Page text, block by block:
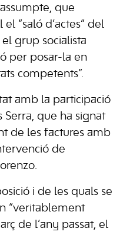
que
“saló d’actes” del
el grup socialista
per posar-la en
competents”.
amb la participació
Serra, que ha signat
de les factures amb
de
i de les quals se
“veritablement
de l’any passat, el